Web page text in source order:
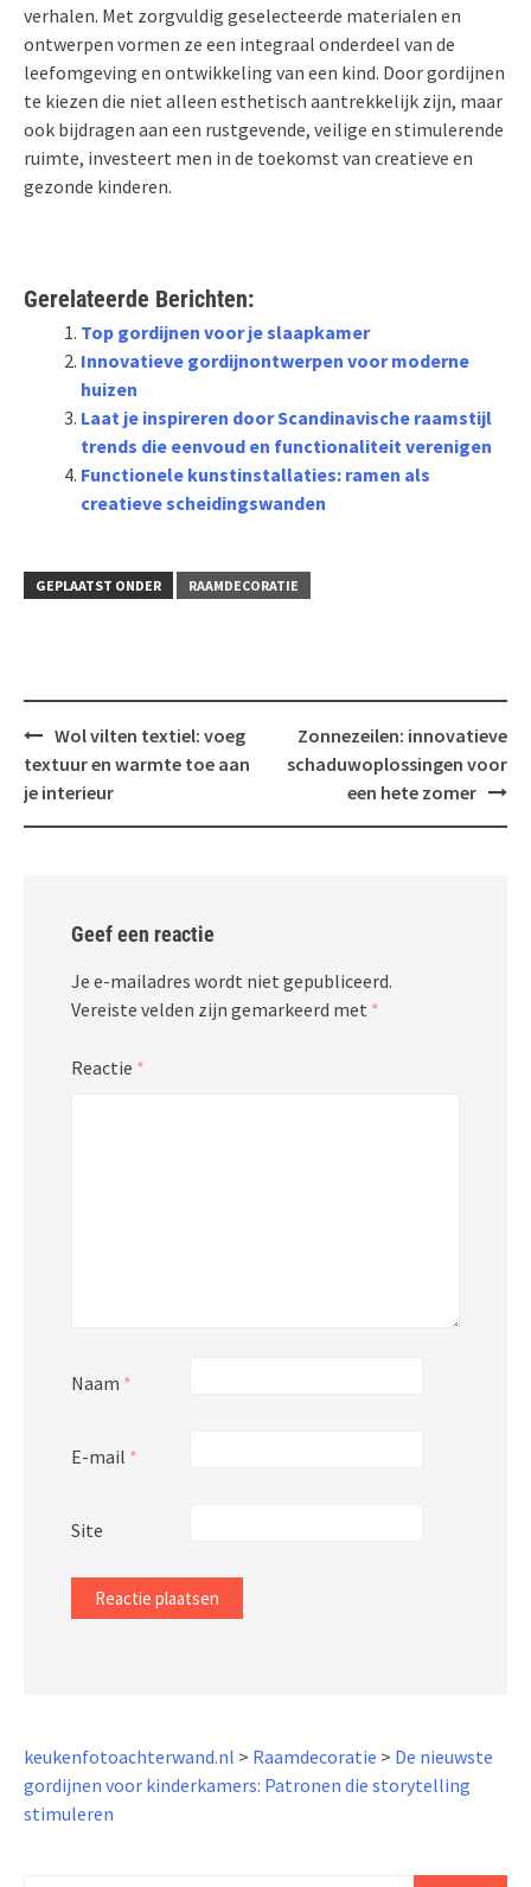
verhalen. Met zorgvuldig geselecteerde materialen en
ontwerpen vormen ze een integraal onderdeel van de
leefomgeving en ontwikkeling van een kind. Door gordijnen
te kiezen die niet alleen esthetisch aantrekkelijk zijn, maar
ook bijdragen aan een rustgevende, veilige en stimulerende
ruimte, investeert men in de toekomst van creatieve en
gezonde kinderen.
Gerelateerde Berichten:
Top gordijnen voor je slaapkamer
Innovatieve gordijnontwerpen voor moderne
huizen
Laat je inspireren door Scandinavische raamstijl
trends die eenvoud en functionaliteit verenigen
Functionele kunstinstallaties: ramen als
creatieve scheidingswanden
GEPLAATST ONDER RAAMDECORATIE
Bericht
navigatie
Wol vilten textiel: voeg
textuur en warmte toe aan
je interieur
Zonnezeilen: innovatieve
schaduwoplossingen voor
een hete zomer
Geef een reactie
Je e-mailadres wordt niet gepubliceerd.
Vereiste velden zijn gemarkeerd met *
Reactie *
Naam *
E-mail *
Site
keukenfotoachterwand.nl > Raamdecoratie > De nieuwste
gordijnen voor kinderkamers: Patronen die storytelling
stimuleren